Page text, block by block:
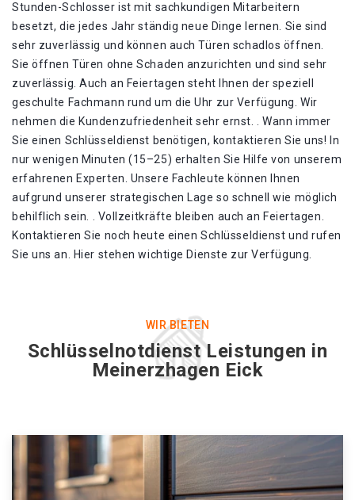
Stunden-Schlosser ist mit sachkundigen Mitarbeitern
besetzt, die jedes Jahr ständig neue Dinge lernen. Sie sind
sehr zuverlässig und können auch Türen schadlos öffnen.
Sie öffnen Türen ohne Schaden anzurichten und sind sehr
zuverlässig. Auch an Feiertagen steht Ihnen der speziell
geschulte Fachmann rund um die Uhr zur Verfügung. Wir
nehmen die Kundenzufriedenheit sehr ernst. . Wann immer
Sie einen Schlüsseldienst benötigen, kontaktieren Sie uns! In
nur wenigen Minuten (15–25) erhalten Sie Hilfe von unserem
erfahrenen Experten. Unsere Fachleute können Ihnen
aufgrund unserer strategischen Lage so schnell wie möglich
behilflich sein. . Vollzeitkräfte bleiben auch an Feiertagen.
Kontaktieren Sie noch heute einen Schlüsseldienst und rufen
Sie uns an. Hier stehen wichtige Dienste zur Verfügung.
WIR BIETEN
Schlüsselnotdienst Leistungen in
Meinerzhagen Eick